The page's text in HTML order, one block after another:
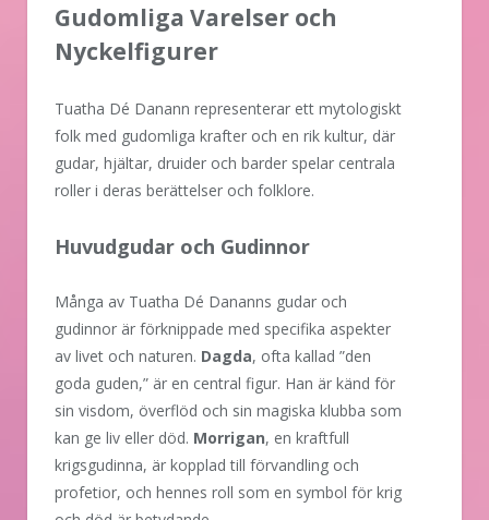
Gudomliga Varelser och
Nyckelfigurer
Tuatha Dé Danann representerar ett mytologiskt
folk med gudomliga krafter och en rik kultur, där
gudar, hjältar, druider och barder spelar centrala
roller i deras berättelser och folklore.
Huvudgudar och Gudinnor
Många av Tuatha Dé Dananns gudar och
gudinnor är förknippade med specifika aspekter
av livet och naturen. Dagda, ofta kallad ”den
goda guden,” är en central figur. Han är känd för
sin visdom, överflöd och sin magiska klubba som
kan ge liv eller död. Morrigan, en kraftfull
krigsgudinna, är kopplad till förvandling och
profetior, och hennes roll som en symbol för krig